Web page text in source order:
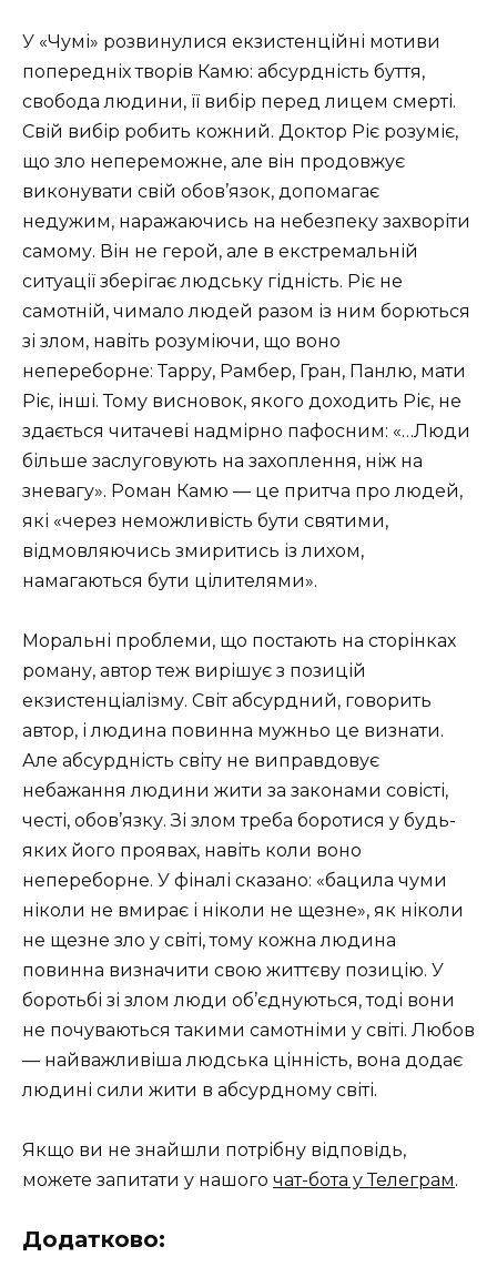
У «Чумі» розвинулися екзистенційні мотиви
попередніх творів Камю: абсурдність буття,
свобода людини, її вибір перед лицем смерті.
Свій вибір робить кожний. Доктор Ріє розуміє,
що зло непереможне, але він продовжує
виконувати свій обов’язок, допомагає
недужим, наражаючись на небезпеку захворіти
самому. Він не герой, але в екстремальній
ситуації зберігає людську гідність. Ріє не
самотній, чимало людей разом із ним борються
зі злом, навіть розуміючи, що воно
непереборне: Тарру, Рамбер, Гран, Панлю, мати
Ріє, інші. Тому висновок, якого доходить Ріє, не
здається читачеві надмірно пафосним: «…Люди
більше заслуговують на захоплення, ніж на
зневагу». Роман Камю — це притча про людей,
які «через неможливість бути святими,
відмовляючись змиритись із лихом,
намагаються бути цілителями».
Моральні проблеми, що постають на сторінках
роману, автор теж вирішує з позицій
екзистенціалізму. Світ абсурдний, говорить
автор, і людина повинна мужньо це визнати.
Але абсурдність світу не виправдовує
небажання людини жити за законами совісті,
честі, обов’язку. Зі злом треба боротися у будь-
яких його проявах, навіть коли воно
непереборне. У фіналі сказано: «бацила чуми
ніколи не вмирає і ніколи не щезне», як ніколи
не щезне зло у світі, тому кожна людина
повинна визначити свою життєву позицію. У
боротьбі зі злом люди об’єднуються, тоді вони
не почуваються такими самотніми у світі. Любов
— найважливіша людська цінність, вона додає
людині сили жити в абсурдному світі.
Якщо ви не знайшли потрібну відповідь,
можете запитати у нашого чат-бота у Телеграм.
Додатково: